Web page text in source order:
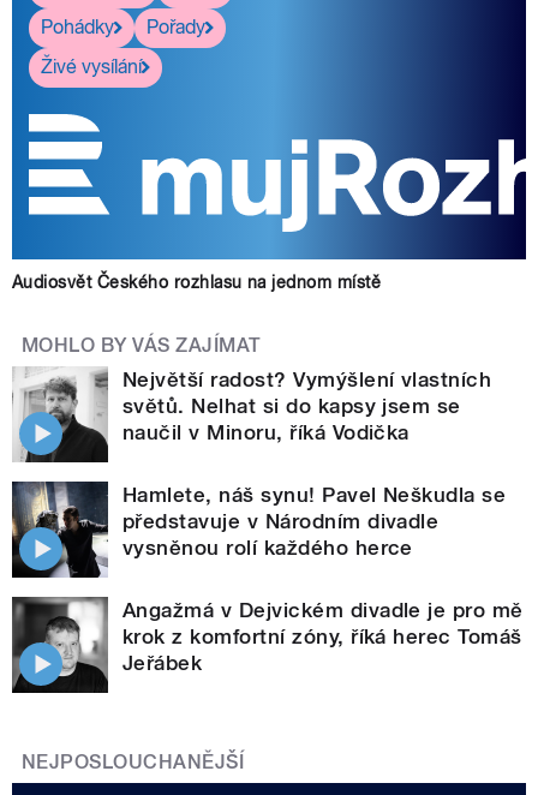
Pohádky
Pořady
Živé vysílání
Audiosvět Českého rozhlasu na jednom místě
MOHLO BY VÁS ZAJÍMAT
Největší radost? Vymýšlení vlastních
světů. Nelhat si do kapsy jsem se
naučil v Minoru, říká Vodička
Hamlete, náš synu! Pavel Neškudla se
představuje v Národním divadle
vysněnou rolí každého herce
Angažmá v Dejvickém divadle je pro mě
krok z komfortní zóny, říká herec Tomáš
Jeřábek
NEJPOSLOUCHANĚJŠÍ